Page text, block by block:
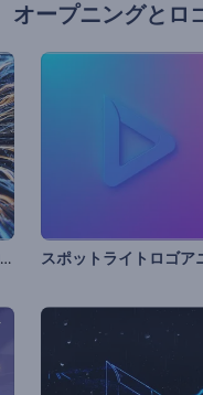
オープニングとロ
リアルな目のイントロ動画